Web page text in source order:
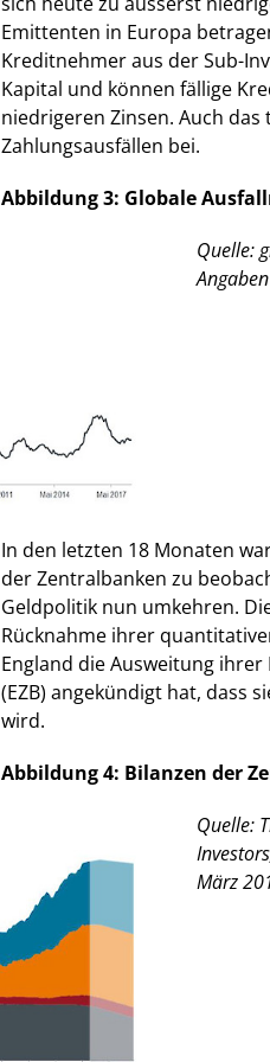
Emittenten in Europa
Kreditnehmer aus der Sub-
Kapital und können fällige
niedrigeren Zinsen. Auch
Zahlungsausfällen bei.
Abbildung 3: Globale
Quelle:
In den letzten 18 Monaten
der Zentralbanken zu
Geldpolitik nun umkehren.
Rücknahme ihrer
England die Ausweitung
(EZB) angekündigt hat, dass
wird.
Abbildung 4: Bilanzen der
Quelle:
März